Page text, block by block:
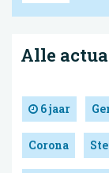
Alle
6 jaar
Corona